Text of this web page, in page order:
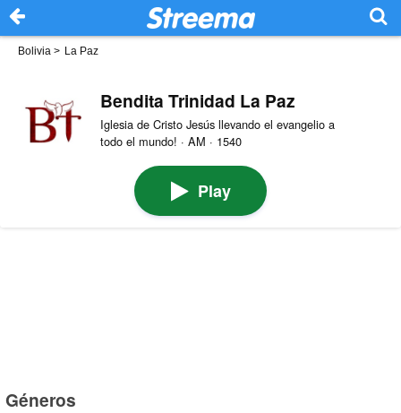
Bolivia > La Paz
Bendita Trinidad La Paz
Iglesia de Cristo Jesús llevando el evangelio a
todo el mundo! · AM · 1540
Play
Géneros